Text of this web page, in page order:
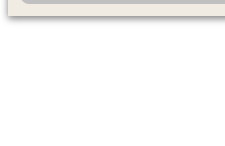
to exercise your right. If we have detected an opt-out
honored.Change your sell or share preference